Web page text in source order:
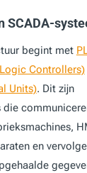
SCADA-
begint met
Controllers)
Units). Dit zijn
en